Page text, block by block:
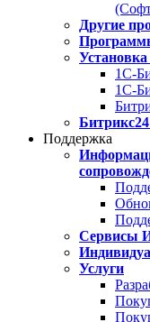
Другие
1С-
1С-
Поддержка
Сервисы
Услуги